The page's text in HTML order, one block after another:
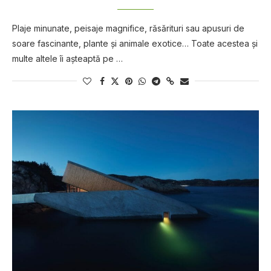
Plaje minunate, peisaje magnifice, răsărituri sau apusuri de
soare fascinante, plante şi animale exotice… Toate acestea şi
multe altele îi aşteaptă pe …